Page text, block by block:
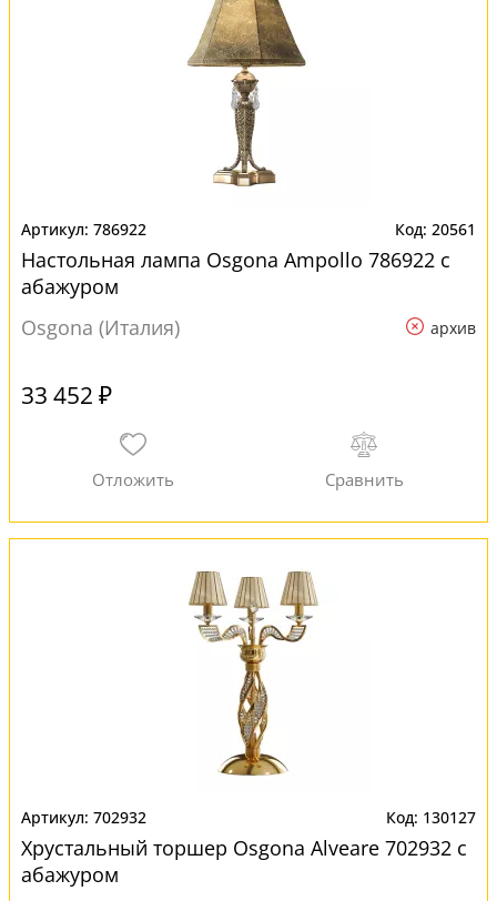
786922 20561
Настольная лампа Osgona Ampollo 786922 с
абажуром
Osgona (Италия)
архив
33 452 ₽
702932 130127
Хрустальный торшер Osgona Alveare 702932 с
абажуром